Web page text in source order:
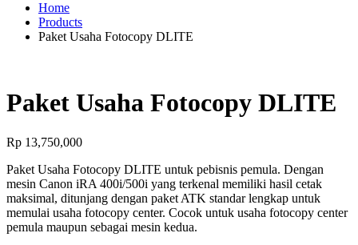
Home
Products
Paket Usaha Fotocopy DLITE
Paket Usaha Fotocopy DLITE
Rp 13,750,000
Paket Usaha Fotocopy DLITE untuk pebisnis pemula. Dengan
mesin Canon iRA 400i/500i yang terkenal memiliki hasil cetak
maksimal, ditunjang dengan paket ATK standar lengkap untuk
memulai usaha fotocopy center. Cocok untuk usaha fotocopy center
pemula maupun sebagai mesin kedua.